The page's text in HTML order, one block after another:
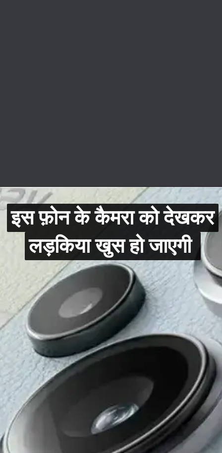
इस फ़ोन के कैमरा को देखकर
लड़किया खुस हो जाएगी
इस फ़ोन के कैमरा को देखकर
लड़किया खुस हो जाएगी